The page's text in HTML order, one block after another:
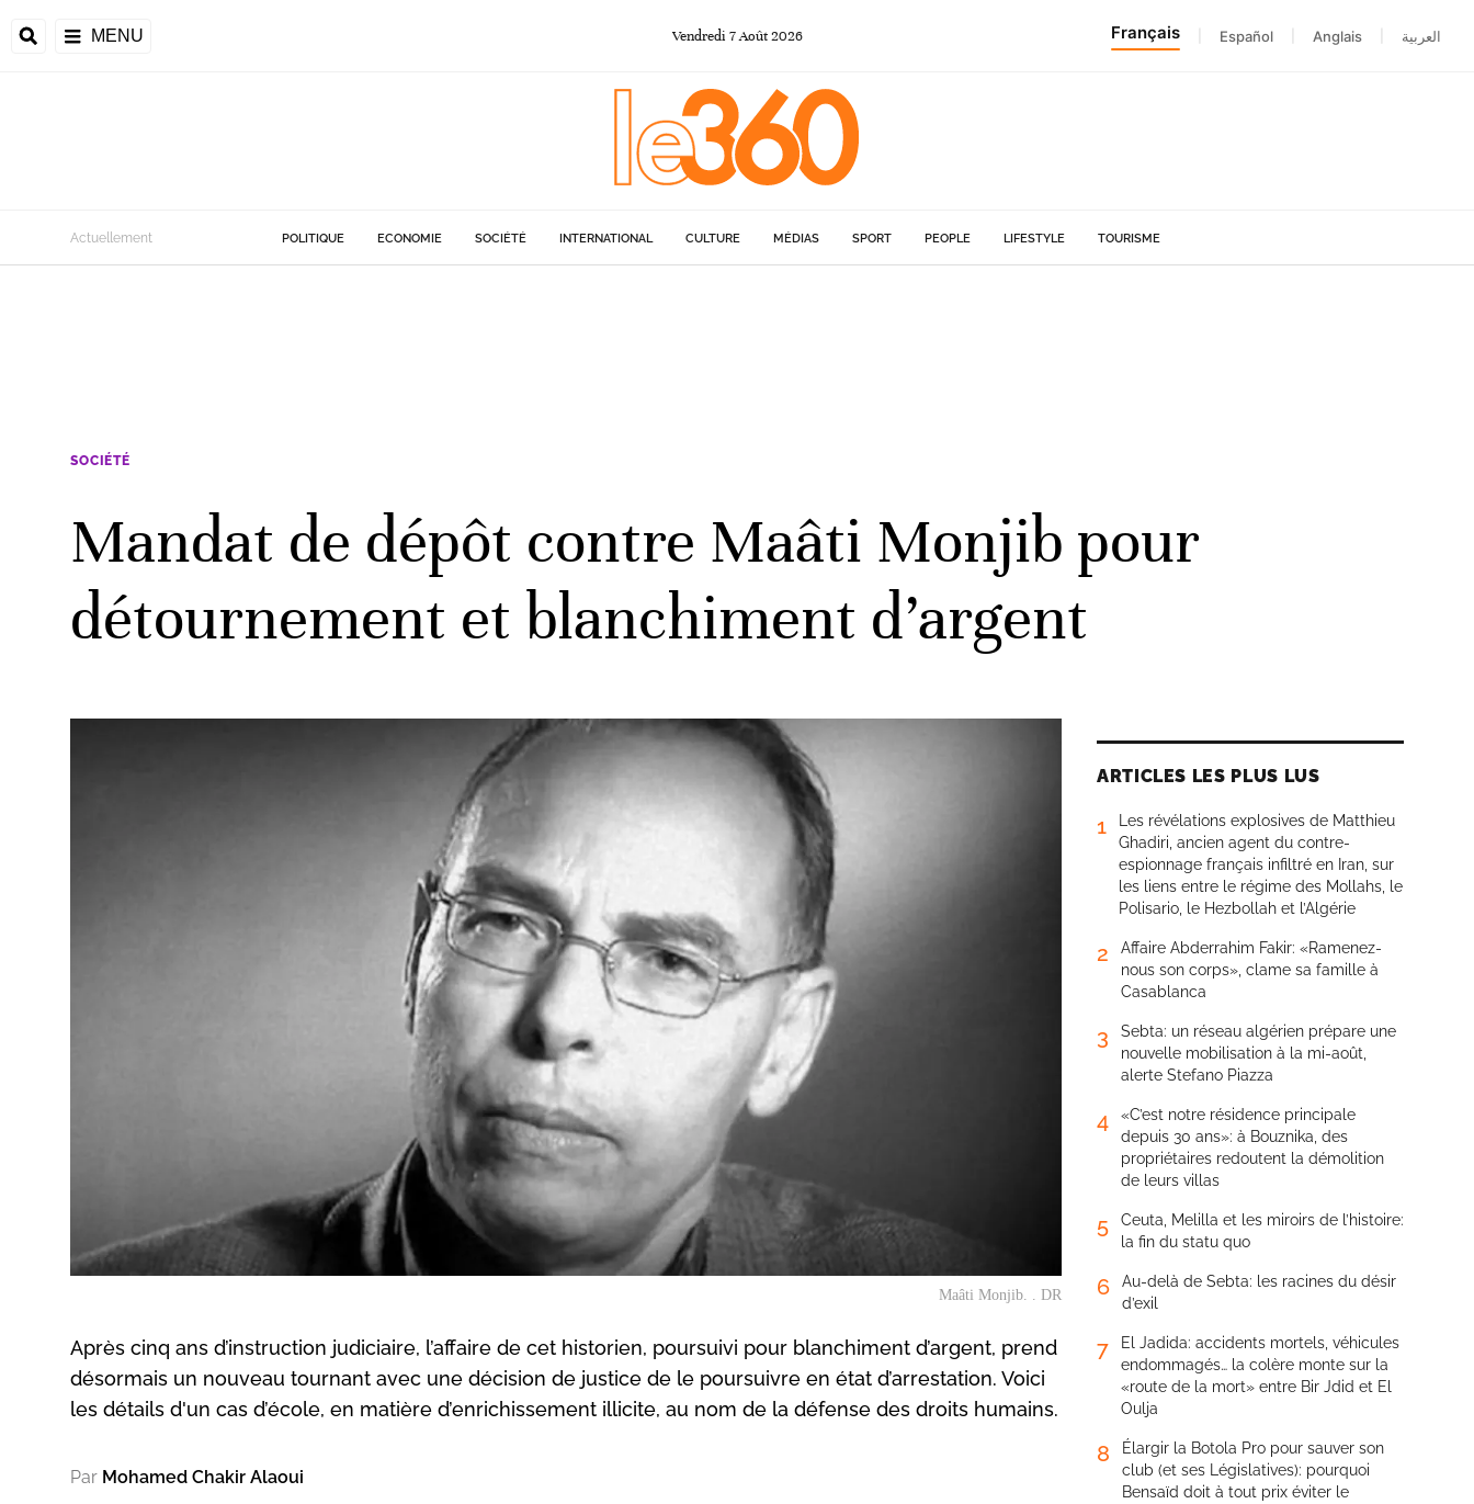
MENU Vendredi 7Août 2026 Français Español Anglais العربية
Actuellement POLITIQUE ECONOMIE SOCIÉTÉ INTERNATIONAL CULTURE MÉDIAS SPORT PEOPLE LIFESTYLE TOURISME
SOCIÉTÉ
Mandat de dépôt contre Maâti Monjib pour
détournement et blanchiment d’argent
Maâti Monjib. . DR
Après cinq ans d’instruction judiciaire, l’affaire de cet historien, poursuivi pour blanchiment d’argent, prend
désormais un nouveau tournant avec une décision de justice de le poursuivre en état d’arrestation. Voici
les détails d'un cas d’école, en matière d’enrichissement illicite, au nom de la défense des droits humains.
Par Mohamed Chakir Alaoui
ARTICLES LES PLUS LUS
1
Les révélations explosives de Matthieu
Ghadiri, ancien agent du contre-
espionnage français infiltré en Iran, sur
les liens entre le régime des Mollahs, le
Polisario, le Hezbollah et l’Algérie
2
Affaire Abderrahim Fakir: «Ramenez-
nous son corps», clame sa famille à
Casablanca
3
Sebta: un réseau algérien prépare une
nouvelle mobilisation à la mi-août,
alerte Stefano Piazza
4
«C’est notre résidence principale
depuis 30 ans»: à Bouznika, des
propriétaires redoutent la démolition
de leurs villas
5
Ceuta, Melilla et les miroirs de l’histoire:
la fin du statu quo
6
Au-delà de Sebta: les racines du désir
d’exil
7
El Jadida: accidents mortels, véhicules
endommagés… la colère monte sur la
«route de la mort» entre Bir Jdid et El
Oulja
8
Élargir la Botola Pro pour sauver son
club (et ses Législatives): pourquoi
Bensaïd doit à tout prix éviter le